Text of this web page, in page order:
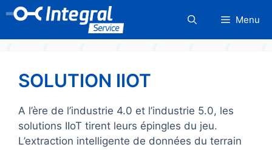
Aller
contenu
Menu
SOLUTION IIOT
A l’ère de l’industrie 4.0 et l’industrie 5.0, les
solutions IIoT tirent leurs épingles du jeu.
L’extraction intelligente de données du terrain